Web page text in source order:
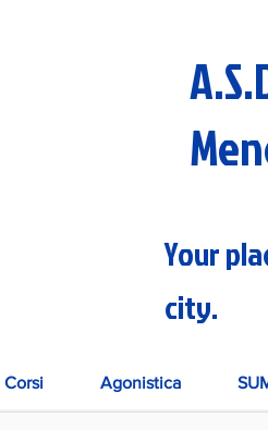
Your
city.
Corsi Agonistica